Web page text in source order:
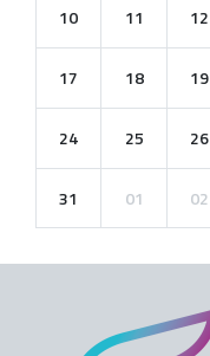
10 11 12
17 18 19
24 25 26
31 01 02